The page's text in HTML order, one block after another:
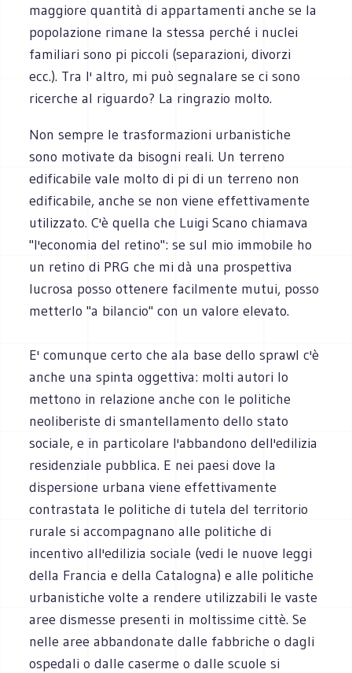
maggiore quantità di appartamenti anche se la
popolazione rimane la stessa perché i nuclei
familiari sono pi piccoli (separazioni, divorzi
ecc.). Tra l' altro, mi può segnalare se ci sono
ricerche al riguardo? La ringrazio molto.
Non sempre le trasformazioni urbanistiche
sono motivate da bisogni reali. Un terreno
edificabile vale molto di pi di un terreno non
edificabile, anche se non viene effettivamente
utilizzato. C'è quella che Luigi Scano chiamava
"l'economia del retino": se sul mio immobile ho
un retino di PRG che mi dà una prospettiva
lucrosa posso ottenere facilmente mutui, posso
metterlo "a bilancio" con un valore elevato.
E' comunque certo che ala base dello sprawl c'è
anche una spinta oggettiva: molti autori lo
mettono in relazione anche con le politiche
neoliberiste di smantellamento dello stato
sociale, e in particolare l'abbandono dell'edilizia
residenziale pubblica. E nei paesi dove la
dispersione urbana viene effettivamente
contrastata le politiche di tutela del territorio
rurale si accompagnano alle politiche di
incentivo all'edilizia sociale (vedi le nuove leggi
della Francia e della Catalogna) e alle politiche
urbanistiche volte a rendere utilizzabili le vaste
aree dismesse presenti in moltissime cittè. Se
nelle aree abbandonate dalle fabbriche o dagli
ospedali o dalle caserme o dalle scuole si